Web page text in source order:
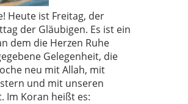
Heute ist Freitag, der
der Gläubigen. Es ist ein
dem die Herzen Ruhe
Gelegenheit, die
neu mit Allah, mit
und mit unseren
Im Koran heißt es: